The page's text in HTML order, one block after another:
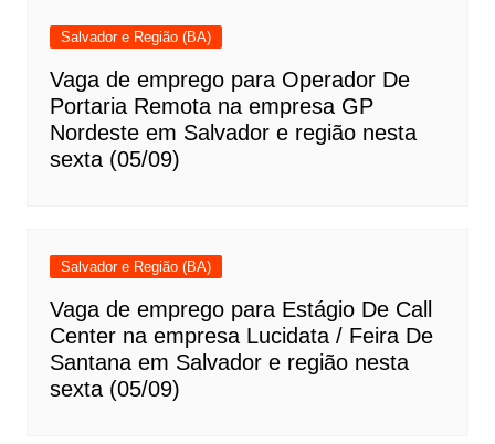
Salvador e Região (BA)
Vaga de emprego para Operador De
Portaria Remota na empresa GP
Nordeste em Salvador e região nesta
sexta (05/09)
Salvador e Região (BA)
Vaga de emprego para Estágio De Call
Center na empresa Lucidata / Feira De
Santana em Salvador e região nesta
sexta (05/09)